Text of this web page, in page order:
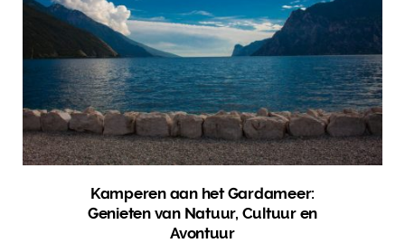
Kamperen aan het Gardameer:
Genieten van Natuur, Cultuur en
Avontuur